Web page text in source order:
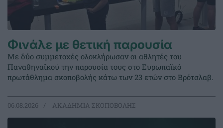
Φινάλε με θετική παρουσία
Με δύο συμμετοχές ολοκλήρωσαν οι αθλητές του
Παναθηναϊκού την παρουσία τους στο Ευρωπαϊκό
πρωτάθλημα σκοποβολής κάτω των 23 ετών στο Βρότσλαβ.
06.08.2026 ΑΚΑΔΗΜΙΑ ΣΚΟΠΟΒΟΛΗΣ